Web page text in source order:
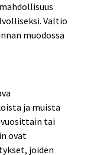
Valtio
muodossa
ja muista
tai
ovat
joiden